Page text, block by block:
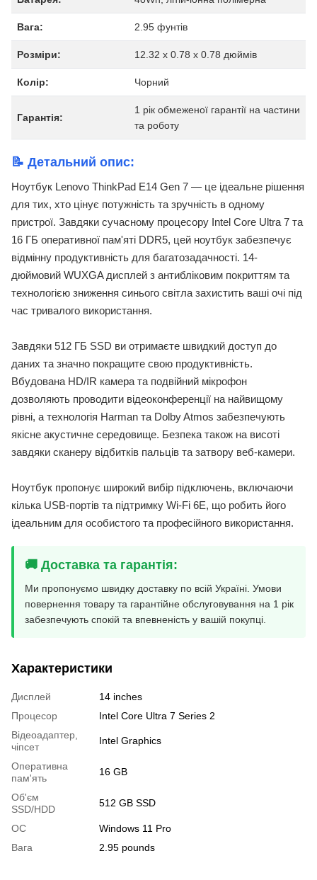
Вага: 2.95 фунтів
Розміри: 12.32 x 0.78 x 0.78 дюймів
Колір: Чорний
Гарантія:
1 рік обмеженої гарантії на частини
та роботу
📝 Детальний опис:
Ноутбук Lenovo ThinkPad E14 Gen 7 — це ідеальне рішення
для тих, хто цінує потужність та зручність в одному
пристрої. Завдяки сучасному процесору Intel Core Ultra 7 та
16 ГБ оперативної пам'яті DDR5, цей ноутбук забезпечує
відмінну продуктивність для багатозадачності. 14-
дюймовий WUXGA дисплей з антибліковим покриттям та
технологією зниження синього світла захистить ваші очі під
час тривалого використання.
Завдяки 512 ГБ SSD ви отримаєте швидкий доступ до
даних та значно покращите свою продуктивність.
Вбудована HD/IR камера та подвійний мікрофон
дозволяють проводити відеоконференції на найвищому
рівні, а технологія Harman та Dolby Atmos забезпечують
якісне акустичне середовище. Безпека також на висоті
завдяки сканеру відбитків пальців та затвору веб-камери.
Ноутбук пропонує широкий вибір підключень, включаючи
кілька USB-портів та підтримку Wi-Fi 6E, що робить його
ідеальним для особистого та професійного використання.
🚚 Доставка та гарантія:
Ми пропонуємо швидку доставку по всій Україні. Умови
повернення товару та гарантійне обслуговування на 1 рік
забезпечують спокій та впевненість у вашій покупці.
Характеристики
Дисплей
14 inches
Процесор
Intel Core Ultra 7 Series 2
Відеоадаптер,
чіпсет
Intel Graphics
Оперативна
пам'ять
16 GB
Об'єм
SSD/HDD
512 GB SSD
ОС
Windows 11 Pro
Вага
2.95 pounds